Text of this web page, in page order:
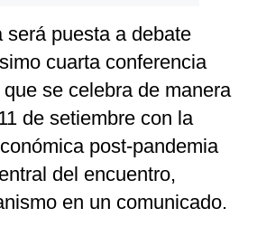
será puesta a debate
cuarta conferencia
se celebra de manera
de setiembre con la
post-pandemia
del encuentro,
en un comunicado.